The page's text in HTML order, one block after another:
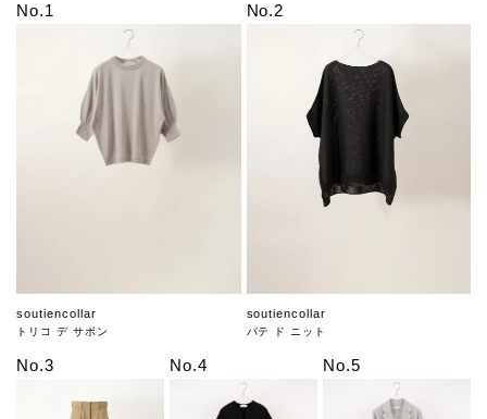
No.1
soutiencollar
トリコ デ サボン
No.2
soutiencollar
パテ ド ニット
No.3 No.4 No.5